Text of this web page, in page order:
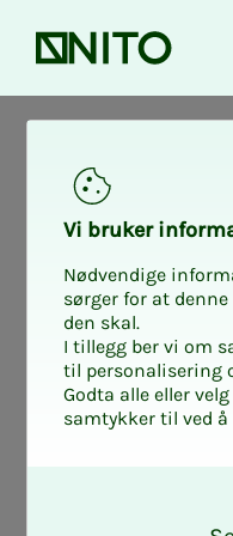
Forsiden
Nyheter fra arbeidslivet
vir­­­ker
Vi bru­­­ker
Nødvendige
sørger for at
den skal.
I tillegg ber vi om
til personalisering
Godta alle eller
samtykker til ved å